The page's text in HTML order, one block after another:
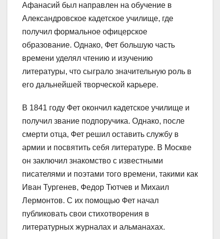
Афанасий был направлен на обучение в
Александровское кадетское училище, где
получил формальное офицерское
образование. Однако, Фет большую часть
времени уделял чтению и изучению
литературы, что сыграло значительную роль в
его дальнейшей творческой карьере.
В 1841 году Фет окончил кадетское училище и
получил звание подпоручика. Однако, после
смерти отца, Фет решил оставить службу в
армии и посвятить себя литературе. В Москве
он заключил знакомство с известными
писателями и поэтами того времени, такими как
Иван Тургенев, Федор Тютчев и Михаил
Лермонтов. С их помощью Фет начал
публиковать свои стихотворения в
литературных журналах и альманахах.